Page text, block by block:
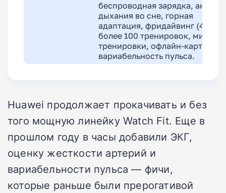
беспроводная зарядка, анализ
дыхания во сне, горная
адаптация, фридайвинг (40 м),
более 100 тренировок, мини-
тренировки, офлайн-карты,
вариабельность пульса.
Huawei продолжает прокачивать и без
того мощную линейку Watch Fit. Еще в
прошлом году в часы добавили ЭКГ,
оценку жесткости артерий и
вариабельности пульса — фичи,
которые раньше были прерогативой